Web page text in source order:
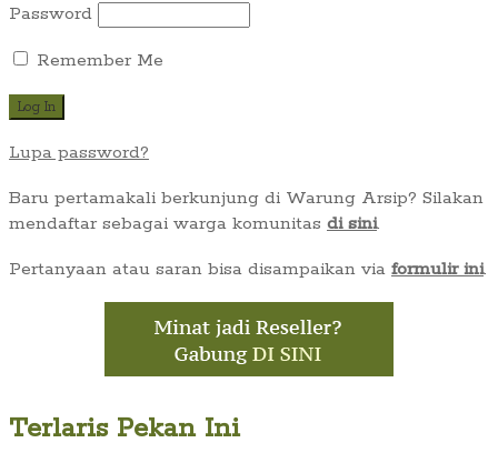
Password
Remember Me
Lupa password?
Baru pertamakali berkunjung di Warung Arsip? Silakan
mendaftar sebagai warga komunitas di sini.
Pertanyaan atau saran bisa disampaikan via formulir ini.
Terlaris Pekan Ini